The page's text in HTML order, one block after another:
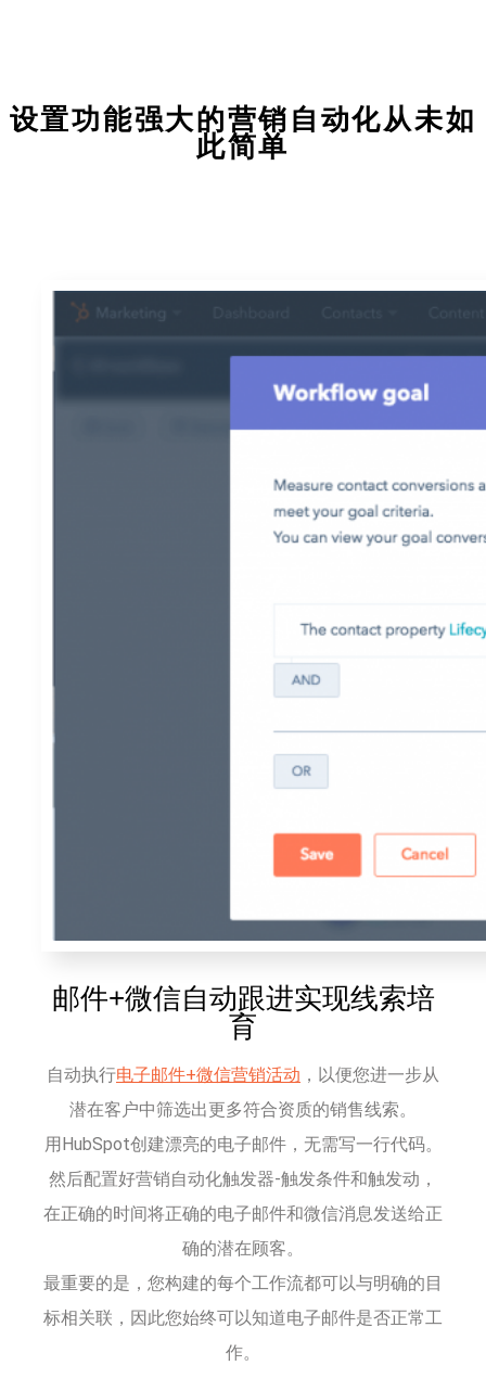
设置功能强大的营销自动化从未如
此简单
邮件+微信自动跟进实现线索培
育
自动执行电子邮件+微信营销活动 ，以便您进一步从
潜在客户中筛选出更多符合资质的销售线索。
用HubSpot创建漂亮的电子邮件，无需写一行代码。
然后配置好营销自动化触发器-触发条件和触发动，
在正确的时间将正确的电子邮件和微信消息发送给正
确的潜在顾客。
最重要的是，您构建的每个工作流都可以与明确的目
标相关联，因此您始终可以知道电子邮件是否正常工
作。